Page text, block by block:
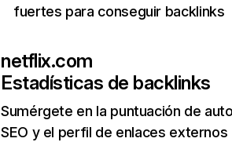
fuertes para conseguir backlinks
netflix.com
Estadísticas de backlinks
Sumérgete en la puntuación de
SEO y el perfil de enlaces externos